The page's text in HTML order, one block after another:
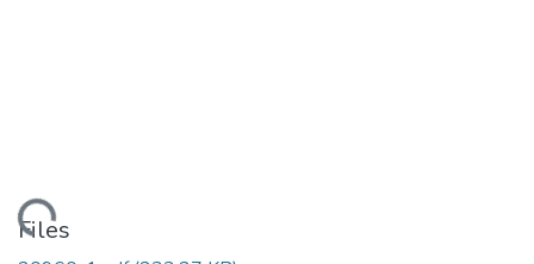
Loading...
Files